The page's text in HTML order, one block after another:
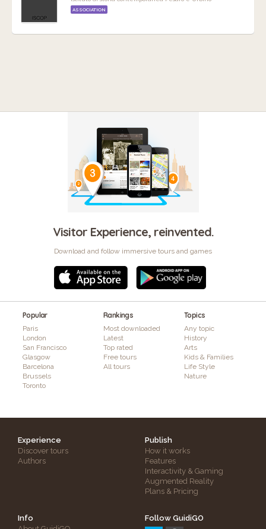
ASSOCIATION
Visitor Experience, reinvented.
Download and follow immersive tours and games
Popular
Paris
London
San Francisco
Glasgow
Barcelona
Brussels
Toronto
Rankings
Most downloaded
Latest
Top rated
Free tours
All tours
Topics
Any topic
History
Arts
Kids & Families
Life Style
Nature
Experience
Discover tours
Authors
Publish
How it works
Features
Interactivity & Gaming
Augmented Reality
Plans & Pricing
Info
Follow GuidiGO